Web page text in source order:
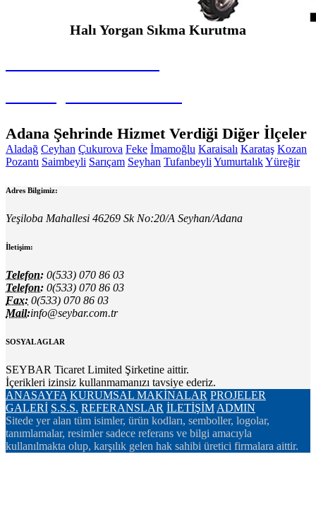
Halı Yorgan Sıkma Kurutma
Adana Şehrinde Hizmet Verdiği Diğer İlçeler
Aladağ Ceyhan Çukurova Feke İmamoğlu Karaisalı Karataş Kozan
Pozantı Saimbeyli Sarıçam Seyhan Tufanbeyli YumurtalıkYüreğir
Adres Bilgimiz:
Yeşiloba Mahallesi 46269 Sk No:20/A Seyhan/Adana
İletişim:
Telefon: 0(533) 070 86 03
Telefon: 0(533) 070 86 03
Fax: 0(533) 070 86 03
Mail:info@seybar.com.tr
SOSYAL AGLAR
SEYBAR Ticaret Limited Şirketine aittir.
İçerikleri izinsiz kullanmamanızı tavsiye ederiz.
ANASAYFA KURUMSAL MAKİNALAR PROJELER
GALERİ S.S.S. REFERANSLAR İLETİŞİM ADMIN
Sitede yer alan tüm isimler, ürün kodları, semboller, logolar,
tanımlamalar, resimler sadece referans ve bilgi amacıyla
kullanılmakta olup, karşılık gelen hak sahibi üretici firmalara aittir.